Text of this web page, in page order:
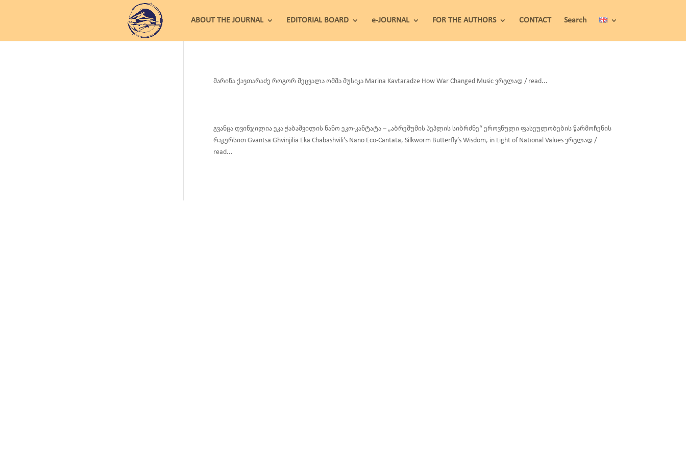
ABOUT THE JOURNAL EDITORIAL BOARD e-JOURNAL FOR THE AUTHORS CONTACT Search
მარინა ქავთარაძე როგორ შეცვალა ომმა მუსიკა Marina Kavtaradze How War Changed Music ვრცლად / read...
გვანცა ღვინჯილია ეკა ჭაბაშვილის ნანო ეკო-კანტატა – „აბრეშუმის პეპლის სიბრძნე“ ეროვნული ფასეულობების წარმოჩენის
რაკურსით Gvantsa Ghvinjilia Eka Chabashvili’s Nano Eco-Cantata, Silkworm Butterfly’s Wisdom, in Light of National Values ვრცლად /
read...